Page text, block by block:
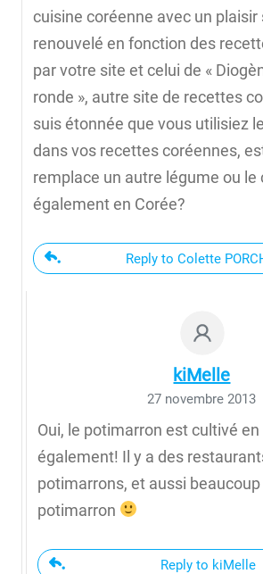
cuisine coréenne avec un plaisir
renouvelé en fonction des
par votre site et celui de «
ronde », autre site de recettes
suis étonnée que vous utilisiez
dans vos recettes coréennes,
remplace un autre légume ou le
également en Corée?
Reply to Colette
kiMelle
27 novembre 2013
Oui, le potimarron est cultivé en
également! Il y a des
potimarrons, et aussi
potimarron
Reply to kiMelle